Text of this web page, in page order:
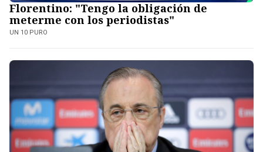
Florentino: "Tengo la obligación de
meterme con los periodistas"
UN 10 PURO